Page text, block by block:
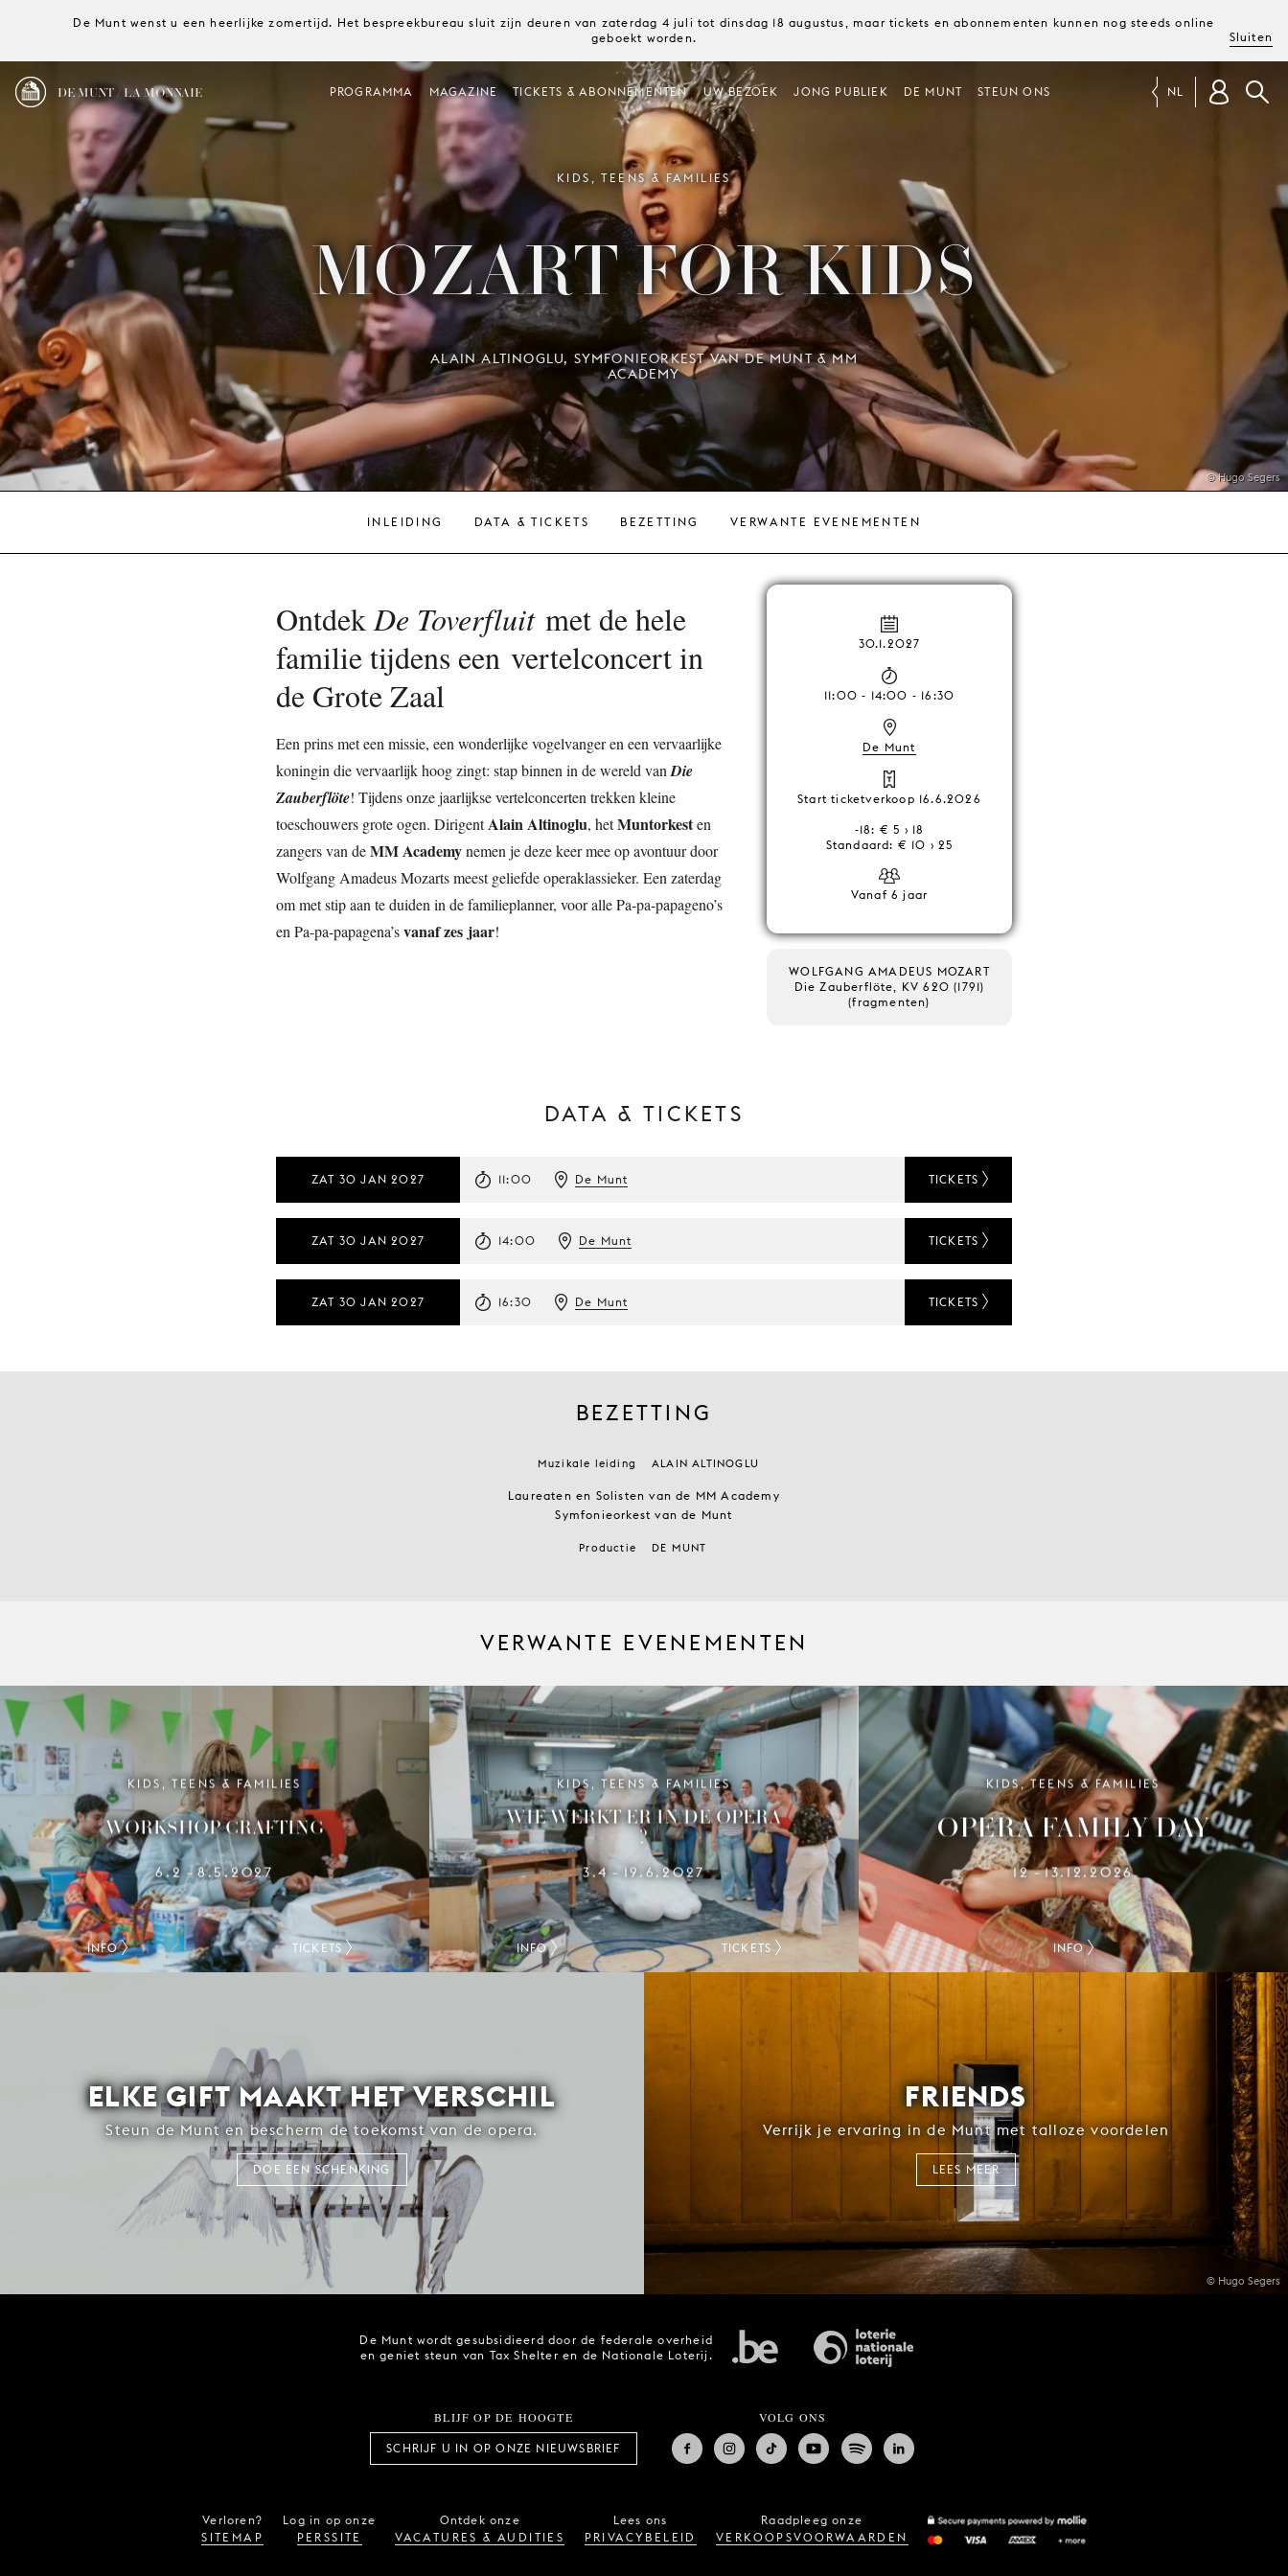
De Munt wenst u een heerlijke zomertijd. Het bespreekbureau sluit zijn deuren van zaterdag 4 juli tot dinsdag 18 augustus, maar tickets en abonnementen kunnen nog steeds online
geboekt worden.
Sluiten
DE MUNT / LA MONNAIE PROGRAMMA MAGAZINE TICKETS & ABONNEMENTEN UW BEZOEK JONG PUBLIEK DE MUNT STEUN ONS NL
© Hugo Segers
KIDS, TEENS & FAMILIES
MOZART FOR KIDS
ALAIN ALTINOGLU, SYMFONIEORKEST VAN DE MUNT & MM
ACADEMY
INLEIDING DATA & TICKETS BEZETTING VERWANTE EVENEMENTEN
OntdekDe Toverfluit met de hele
familie tijdens een vertelconcert in
de Grote Zaal
Een prins met een missie, een wonderlijke vogelvanger en een vervaarlijke
koningin die vervaarlijk hoog zingt: stap binnen in de wereld van Die
Zauberflöte! Tijdens onze jaarlijkse vertelconcerten trekken kleine
toeschouwers grote ogen. DirigentAlain Altinoglu, hetMuntorkesten
zangers van deMM Academynemen je deze keer mee op avontuur door
Wolfgang Amadeus Mozarts meest geliefde operaklassieker. Een zaterdag
om met stip aan te duiden in de familieplanner, voor alle Pa-pa-papageno’s
en Pa-pa-papagena’svanafzes jaar!
30.1.2027
11:00 - 14:00 - 16:30
De Munt
Start ticketverkoop 16.6.2026
-18: € 5 › 18
Standaard: € 10 › 25
Vanaf 6 jaar
WOLFGANG AMADEUS MOZART
Die Zauberflöte, KV 620 (1791)
(fragmenten)
DATA & TICKETS
ZAT 30 JAN 2027 11:00 De Munt TICKETS
ZAT 30 JAN 2027 14:00 De Munt TICKETS
ZAT 30 JAN 2027 16:30 De Munt TICKETS
BEZETTING
Muzikale leiding ALAIN ALTINOGLU
Laureaten en Solisten van de MM Academy
Symfonieorkest van de Munt
Productie DE MUNT
VERWANTE EVENEMENTEN
KIDS, TEENS & FAMILIES
WORKSHOP CRAFTING
6.2 –8.5.2027
INFO TICKETS
KIDS, TEENS & FAMILIES
WIE WERKT ER IN DE OPERA
?
3.4 – 19.6.2027
INFO TICKETS
KIDS, TEENS & FAMILIES
OPERA FAMILY DAY
12–13.12.2026
INFO
ELKE GIFT MAAKT HET VERSCHIL
Steun de Munt en bescherm de toekomst van de opera.
DOE EEN SCHENKING
© Hugo Segers
FRIENDS
Verrijk je ervaring in de Munt met talloze voordelen
LEES MEER
De Munt wordt gesubsidieerd door de federale overheid
en geniet steun van Tax Shelter en de Nationale Loterij.
BLIJF OP DE HOOGTE
SCHRIJF U IN OP ONZE NIEUWSBRIEF
VOLG ONS
Verloren?
SITEMAP
Log in op onze
PERSSITE
Ontdek onze
VACATURES & AUDITIES
Lees ons
PRIVACYBELEID
Raadpleeg onze
VERKOOPSVOORWAARDEN